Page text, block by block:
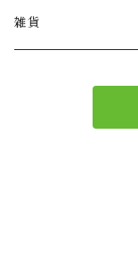
ショルダー
バッグチャーム
雑貨